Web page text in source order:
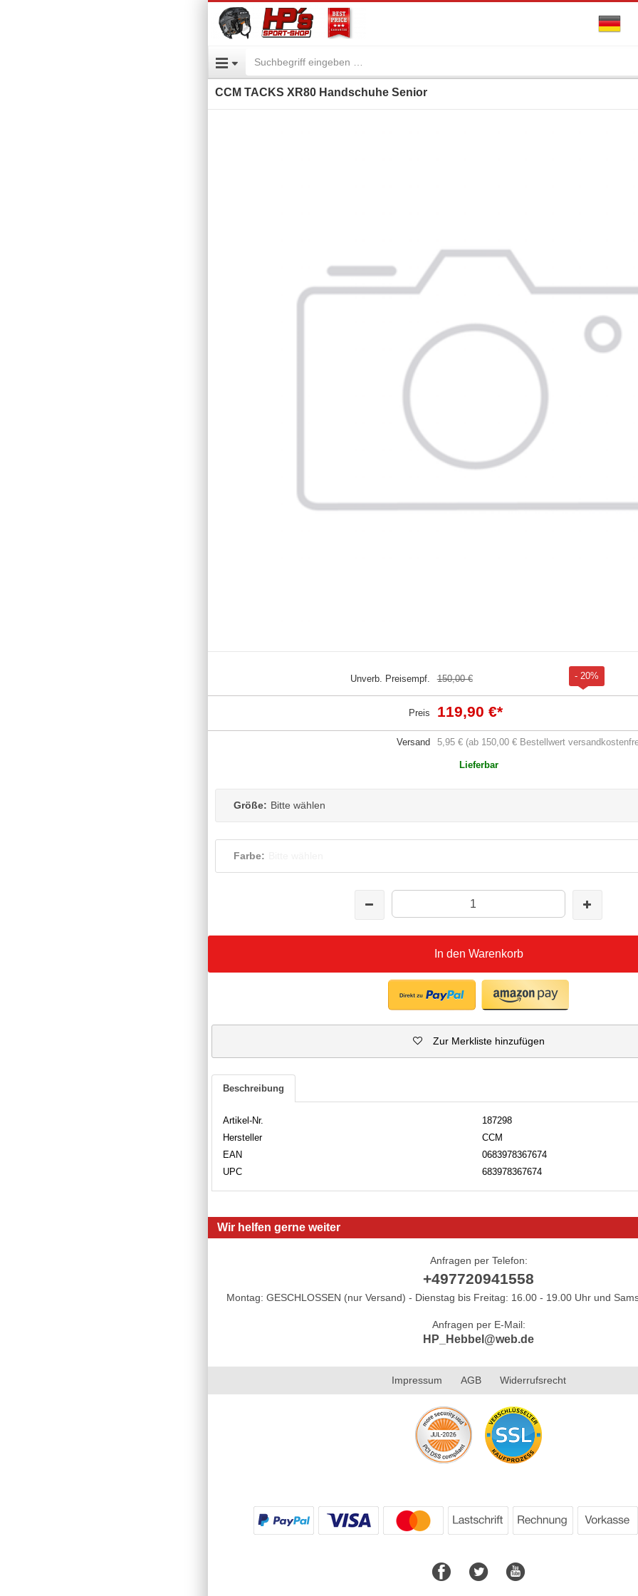
CCM TACKS XR80 Handschuhe Senior
Unverb. Preisempf. 150,00 € - 20%
Preis 119,90 €*
Versand 5,95 € (ab 150,00 € Bestellwert
Lieferbar
Größe: Bitte wählen
Farbe:
In den Warenkorb
Zur Merkliste hinzufügen
Beschreibung
Artikel-Nr.
187298
Hersteller
CCM
EAN
0683978367674
UPC
683978367674
Wir helfen gerne weiter
Anfragen per Telefon:
+497720941558
Montag: GESCHLOSSEN (nur Versand) - Dienstag bis Freitag: 16.00 - 19.00 Uhr und
Anfragen per E-Mail:
HP_Hebbel@web.de
Impressum AGB Widerrufsrecht